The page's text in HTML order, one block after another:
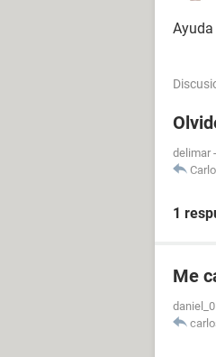
Ayuda
delimar -
1
Me